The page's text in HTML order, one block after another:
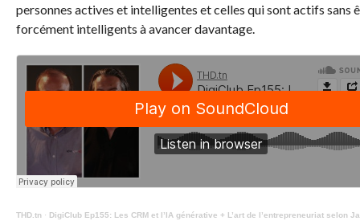
personnes actives et intelligentes et celles qui sont actifs sans
forcément intelligents à avancer davantage.
THD.tn· DigiClub Ep155: Les CRM et l’IA générative + L’art de l’entrepreneuriat selon